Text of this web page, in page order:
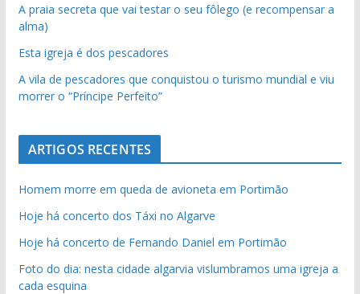
A praia secreta que vai testar o seu fôlego (e recompensar a
alma)
Esta igreja é dos pescadores
A vila de pescadores que conquistou o turismo mundial e viu
morrer o “Príncipe Perfeito”
ARTIGOS RECENTES
Homem morre em queda de avioneta em Portimão
Hoje há concerto dos Táxi no Algarve
Hoje há concerto de Fernando Daniel em Portimão
Foto do dia: nesta cidade algarvia vislumbramos uma igreja a
cada esquina